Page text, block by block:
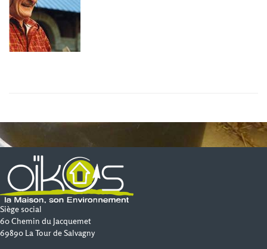
Siège social
60 Chemin du Jacquemet
69890 La Tour de Salvagny